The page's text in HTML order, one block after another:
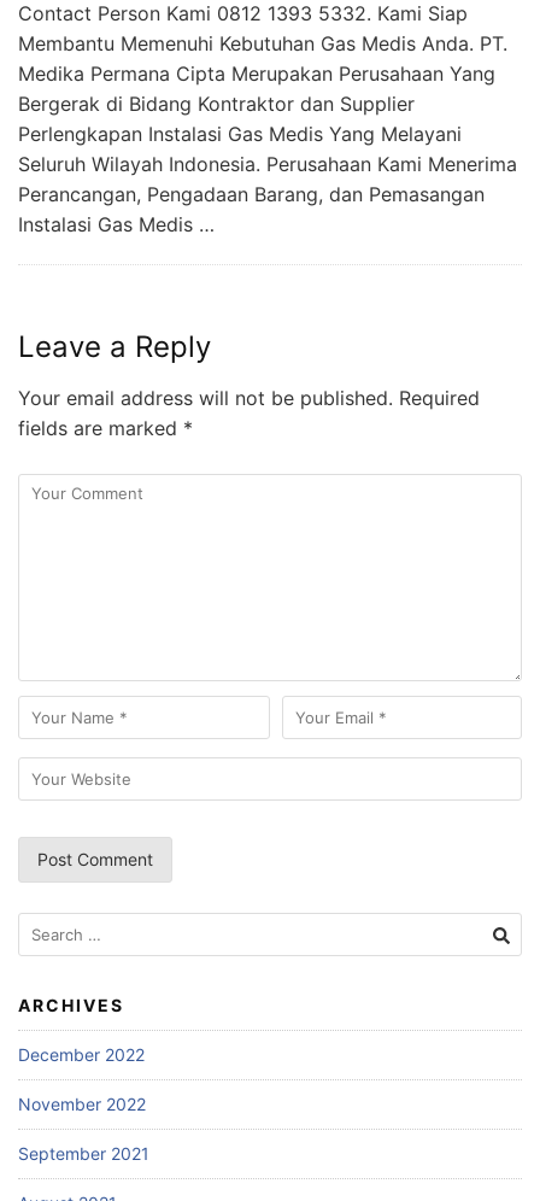
Contact Person Kami 0812 1393 5332. Kami Siap
Membantu Memenuhi Kebutuhan Gas Medis Anda. PT.
Medika Permana Cipta Merupakan Perusahaan Yang
Bergerak di Bidang Kontraktor dan Supplier
Perlengkapan Instalasi Gas Medis Yang Melayani
Seluruh Wilayah Indonesia. Perusahaan Kami Menerima
Perancangan, Pengadaan Barang, dan Pemasangan
Instalasi Gas Medis …
Leave a Reply
Your email address will not be published. Required
fields are marked *
Search
for:
ARCHIVES
December 2022
November 2022
September 2021